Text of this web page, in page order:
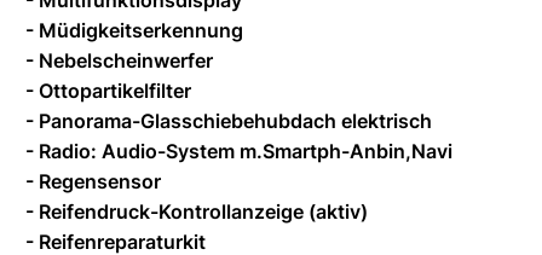
- Müdigkeitserkennung
- Nebelscheinwerfer
- Ottopartikelfilter
- Panorama-Glasschiebehubdach elektrisch
- Radio: Audio-System m.Smartph-Anbin,Navi
- Regensensor
- Reifendruck-Kontrollanzeige (aktiv)
- Reifenreparaturkit